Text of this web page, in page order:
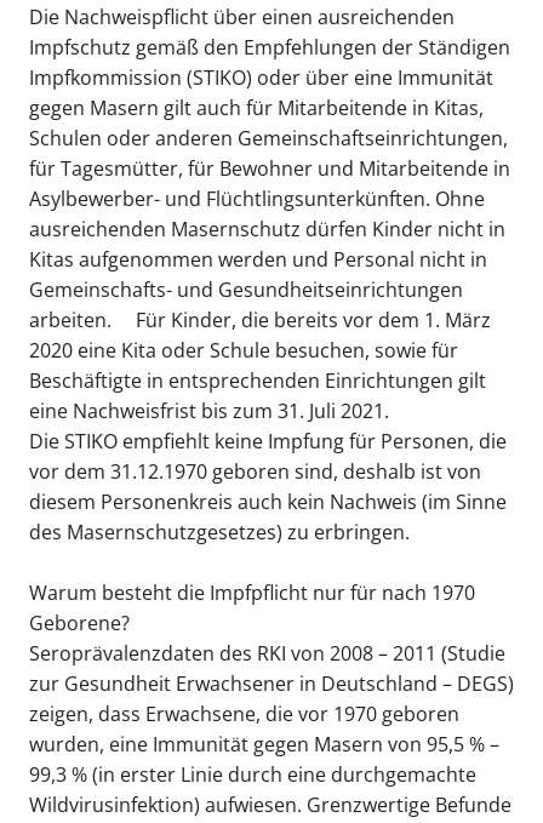
Die Nachweispflicht über einen ausreichenden
Impfschutz gemäß den Empfehlungen der Ständigen
Impfkommission (STIKO) oder über eine Immunität
gegen Masern gilt auch für Mitarbeitende in Kitas,
Schulen oder anderen Gemeinschaftseinrichtungen,
für Tagesmütter, für Bewohner und Mitarbeitende in
Asylbewerber- und Flüchtlingsunterkünften. Ohne
ausreichenden Masernschutz dürfen Kinder nicht in
Kitas aufgenommen werden und Personal nicht in
Gemeinschafts- und Gesundheitseinrichtungen
arbeiten.
Für Kinder, die bereits vor dem 1. März
2020 eine Kita oder Schule besuchen, sowie für
Beschäftigte in entsprechenden Einrichtungen gilt
eine Nachweisfrist bis zum 31. Juli 2021.
Die STIKO empfiehlt keine Impfung für Personen, die
vor dem 31.12.1970 geboren sind, deshalb ist von
diesem Personenkreis auch kein Nachweis (im Sinne
des Masernschutzgesetzes) zu erbringen.
Warum besteht die Impfpflicht nur für nach 1970
Geborene?
Seroprävalenzdaten des RKI von 2008 – 2011 (Studie
zur Gesundheit Erwachsener in Deutschland – DEGS)
zeigen, dass Erwachsene, die vor 1970 gebo­ren
wurden, eine Immunität gegen Masern von 95,5 % –
99,3 % (in erster Linie durch eine durchge­machte
Wildvirusinfektion) aufwiesen. Grenzwerti­ge Befunde